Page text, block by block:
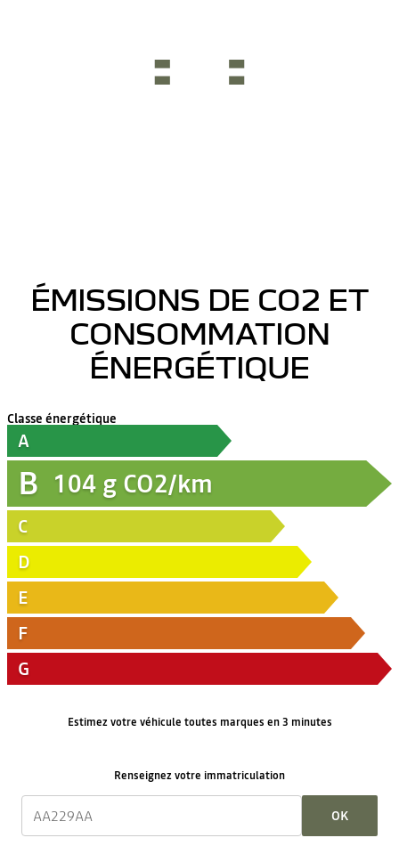
ÉMISSIONS DE CO2 ET
CONSOMMATION
ÉNERGÉTIQUE
Classe énergétique
A
B 104 g CO2/km
C
D
E
F
G
Estimez votre véhicule toutes marques en 3 minutes
Renseignez votre immatriculation
OK